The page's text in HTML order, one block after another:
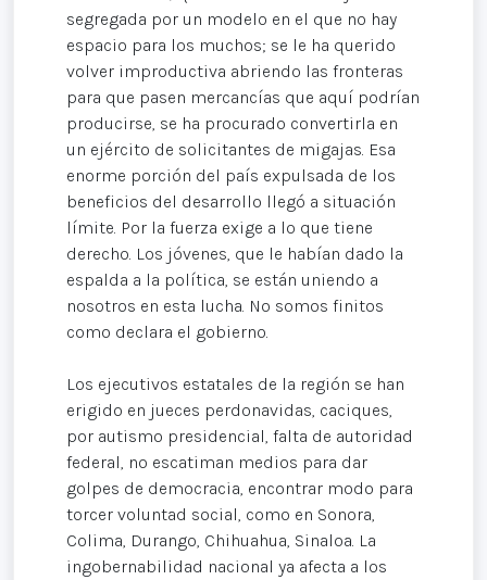
segregada por un modelo en el que no hay
espacio para los muchos; se le ha querido
volver improductiva abriendo las fronteras
para que pasen mercancías que aquí podrían
producirse, se ha procurado convertirla en
un ejército de solicitantes de migajas. Esa
enorme porción del país expulsada de los
beneficios del desarrollo llegó a situación
límite. Por la fuerza exige a lo que tiene
derecho. Los jóvenes, que le habían dado la
espalda a la política, se están uniendo a
nosotros en esta lucha. No somos finitos
como declara el gobierno.
Los ejecutivos estatales de la región se han
erigido en jueces perdonavidas, caciques,
por autismo presidencial, falta de autoridad
federal, no escatiman medios para dar
golpes de democracia, encontrar modo para
torcer voluntad social, como en Sonora,
Colima, Durango, Chihuahua, Sinaloa. La
ingobernabilidad nacional ya afecta a los